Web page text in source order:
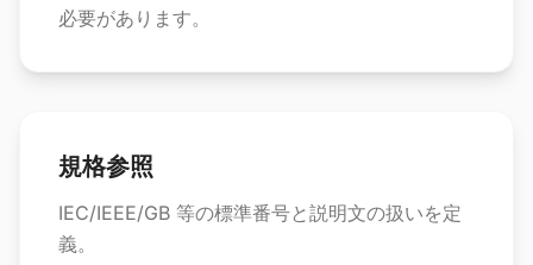
必要があります。
規格参照
IEC/IEEE/GB 等の標準番号と説明文の扱いを定
義。